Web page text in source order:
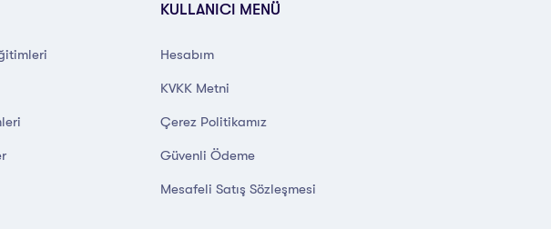
KULLANICI MENÜ
Hesabım
KVKK Metni
Çerez Politikamız
Güvenli Ödeme
Mesafeli Satış Sözleşmesi